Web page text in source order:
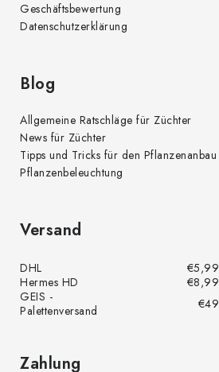
Geschäftsbewertung
Datenschutzerklärung
Blog
Allgemeine Ratschläge für Züchter
News für Züchter
Tipps und Tricks für den Pflanzenanbau
Pflanzenbeleuchtung
Versand
DHL
€5,99
Hermes HD
€8,99
GEIS -
Palettenversand
€49
Zahlung